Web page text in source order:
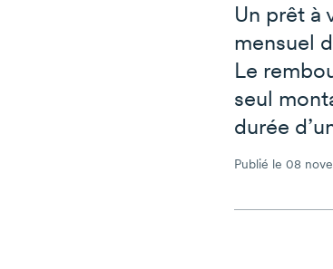
Un prêt à
mensuel
Le
seul
durée
Publié le 08